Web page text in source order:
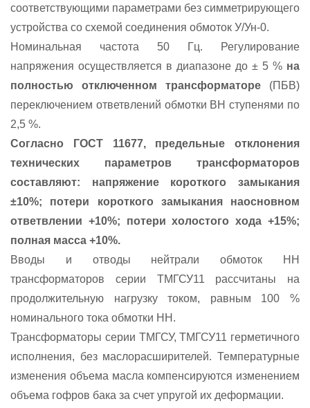
соответствующими параметрами без симметрирующего
устройства со схемой соединения обмоток У/Ун-0.
Номинальная частота 50 Гц. Регулирование
напряжения осуществляется в диапазоне до ± 5 % на
полностью отключенном трансформаторе (ПБВ)
переключением ответвлений обмотки ВН ступенями по
2,5 %.
Согласно ГОСТ 11677, предельные отклонения
технических параметров трансформаторов
составляют: напряжение короткого замыкания
±10%; потери короткого замыкания наосновном
ответвлении +10%; потери холостого хода +15%;
полная масса +10%.
Вводы и отводы нейтрали обмоток НН
трансформаторов серии ТМГСУ11 рассчитаны на
продолжительную нагрузку током, равным 100 %
номинального тока обмотки НН.
Трансформаторы серии ТМГСУ, ТМГСУ11 герметичного
исполнения, без маслорасширителей. Температурные
изменения объема масла компенсируются изменением
объема гофров бака за счет упругой их деформации.